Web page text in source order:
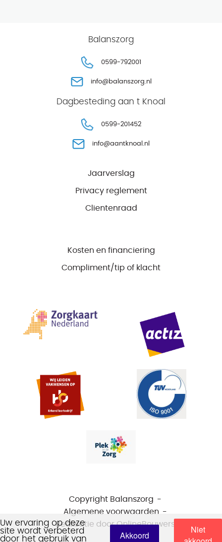
Balanszorg
0599-792001
info@balanszorg.nl
Dagbesteding aan t Knoal
0599-201452
info@aantknoal.nl
Jaarverslag
Privacy reglement
Clientenraad
Kosten en financiering
Compliment/tip of klacht
Copyright Balanszorg
Algemene voorwaarden
Realisatie doorOnlineBouwers
Uw ervaring op deze
site wordt verbeterd
door het gebruik van
Akkoord
Niet